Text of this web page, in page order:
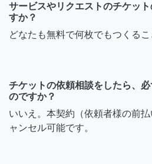
サービスやリクエストのチケッ
すか？
どなたも無料で何枚でもつくるこ
チケットの依頼相談をしたら、
のですか？
いいえ。本契約（依頼者様の前
ャンセル可能です。